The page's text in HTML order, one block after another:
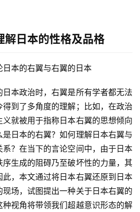
日本的性格及品格
的右翼与右翼的日本
本政治时，右翼是所有学者都无法
到了多角度的理解；比如，在政治
就被用于指称日本右翼的思想倾向
日本的右翼？如何理解日本右翼与
系？在当下的言论空间中，由于日本
生成的阻碍乃至破坏性的力量，其
，本文通过将日本右翼还原到日本
场，试图提出一种关于日本右翼的
视角将带领我们超越意识形态的解